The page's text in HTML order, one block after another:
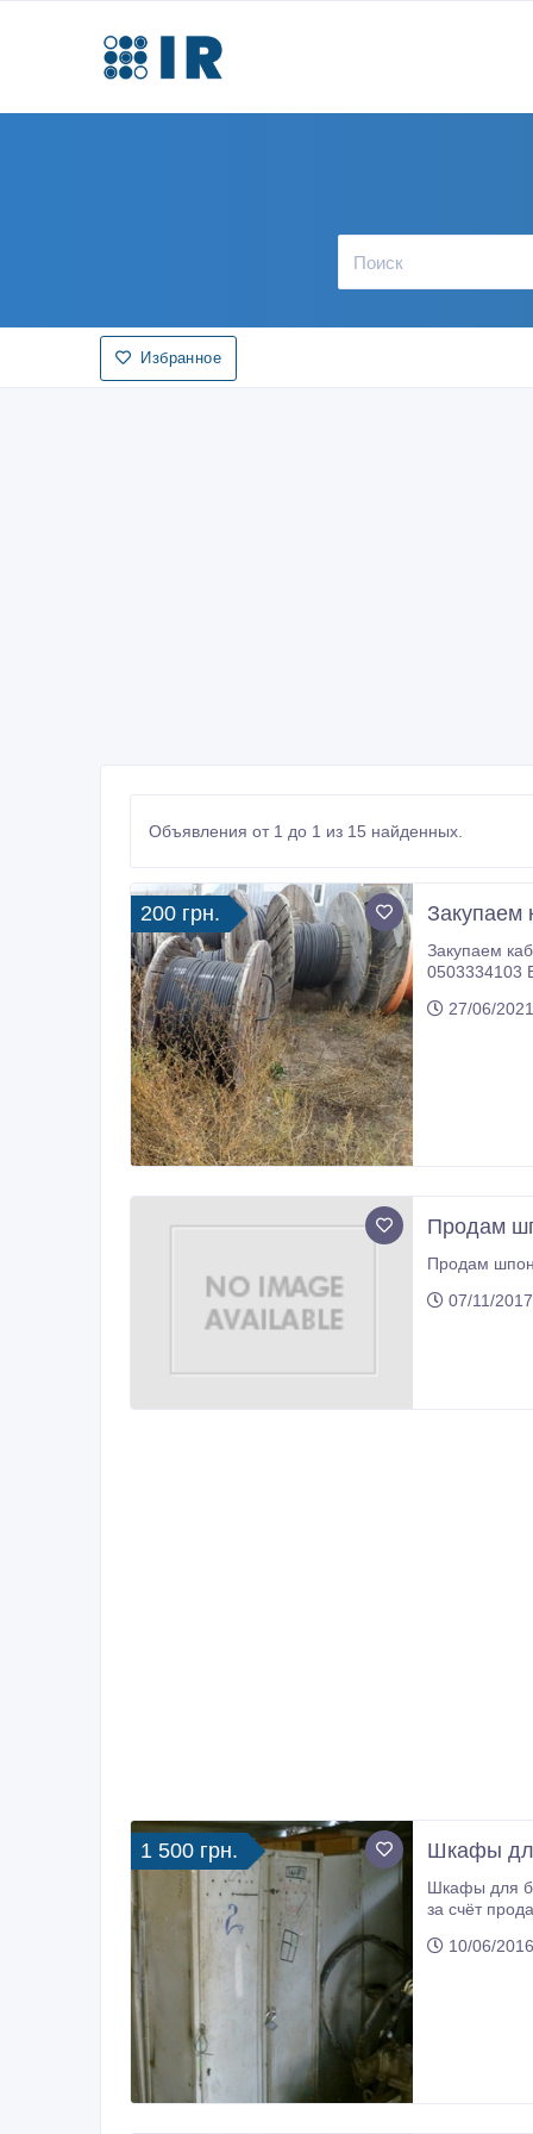
Избранное
Объявления от 1 до 1 из 15 найденных.
200 грн. Закупаем
Закупаем кабеля, провода, любую кабельно-проводниковую продукцию на переработку.
0503334103
27/06/
Продам
Продам
07/11/
1 500 грн. Шкафы
Шкафы для бытовки железный 2-х
за счёт
10/06/